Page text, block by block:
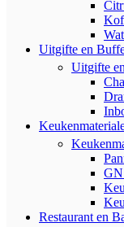
Uitgifte en
Uitgifte
GN
Restaurant en